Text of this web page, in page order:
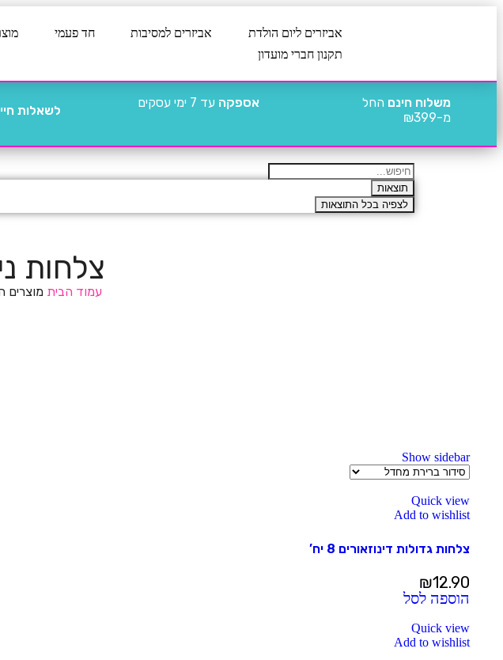
אביזרים ליום הולדת אביזרים למסיבות חד פעמי
תקנון חברי מועדון
משלוח חינם החל
מ-₪399
אספקה עד 7 ימי עסקים
לשאלות
תוצאות
לצפיה בכל התוצאות
צלחות
עמוד הבית מוצרים
Show sidebar
Quick view
Add to wishlist
צלחות גדולות דינוזאורים 8 יח’
₪12.90
הוספה לסל
Quick view
Add to wishlist